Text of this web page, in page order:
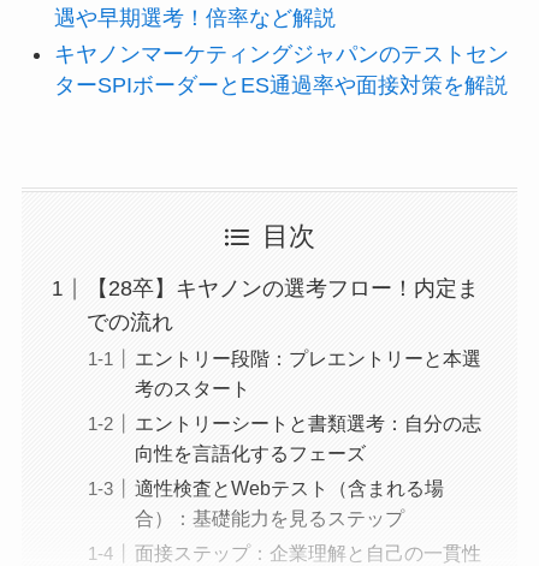
遇や早期選考！倍率など解説
キヤノンマーケティングジャパンのテストセン
ターSPIボーダーとES通過率や面接対策を解説
目次
【28卒】キヤノンの選考フロー！内定ま
での流れ
エントリー段階：プレエントリーと本選
考のスタート
エントリーシートと書類選考：自分の志
向性を言語化するフェーズ
適性検査とWebテスト（含まれる場
合）：基礎能力を見るステップ
面接ステップ：企業理解と自己の一貫性